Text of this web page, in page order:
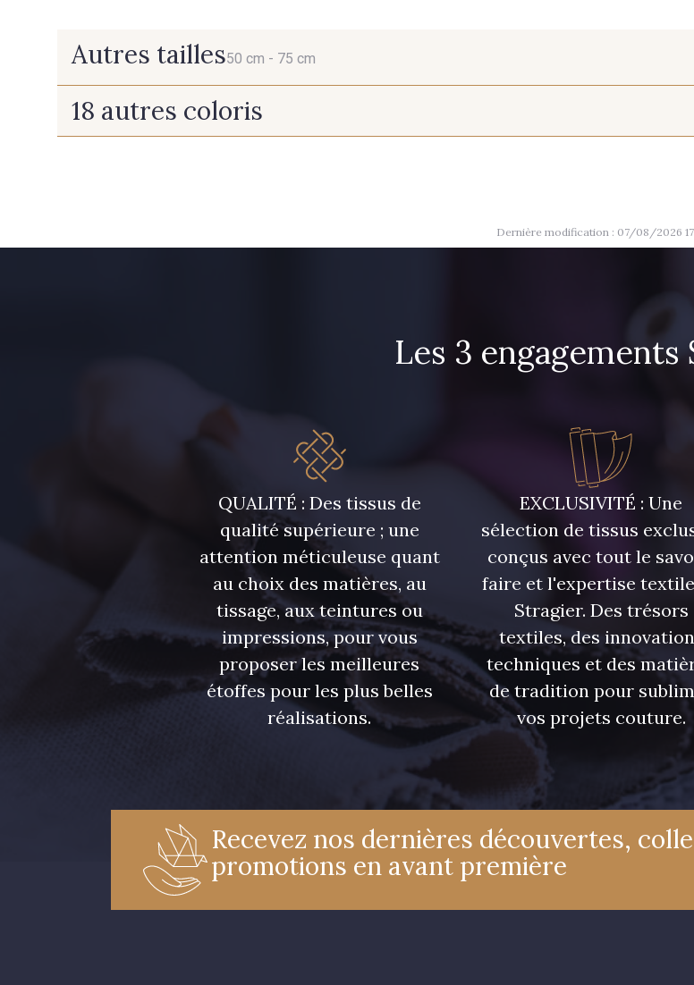
Autres tailles50 cm - 75 cm
50 cm
18 autres coloris
3912 - Bourgogne 4935 - Myrtille
Dernière modification : 07/08/2026
Les 3
QUALITÉ : Des tissus de
qualité supérieure ; une
attention méticuleuse quant
au choix des matières, au
tissage, aux teintures ou
impressions, pour vous
proposer les meilleures
étoffes pour les plus belles
réalisations.
EXCLUSIVITÉ : Une
sélection de tissus
conçus avec tout le
faire et l'expertise
Stragier. Des trésors
textiles, des
techniques et des
de tradition pour
vos projets couture.
Recevez nos dernières découvertes,
promotions en avant première